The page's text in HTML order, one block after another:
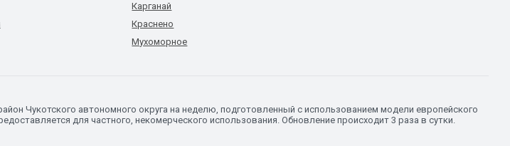
Карганай
Краснено
Мухоморное
Чукотского автономного округа на неделю, подготовленный с использованием модели европейского
для частного, некомерческого использования. Обновление происходит 3 раза в сутки.